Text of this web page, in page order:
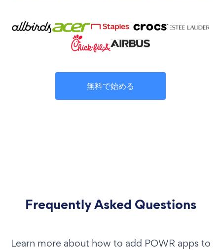
無料で始める
Frequently Asked Questions
Learn more about how to add POWR apps to